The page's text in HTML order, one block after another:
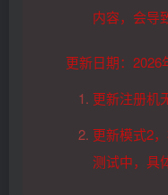
内容，会导
更新日期：2026
更新注册机
更新模式2
测试中，具